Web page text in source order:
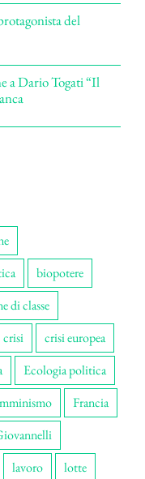
del
a Dario Togati “Il
biopotere
di classe
crisi
crisi europea
Ecologia politica
Francia
lavoro
lotte